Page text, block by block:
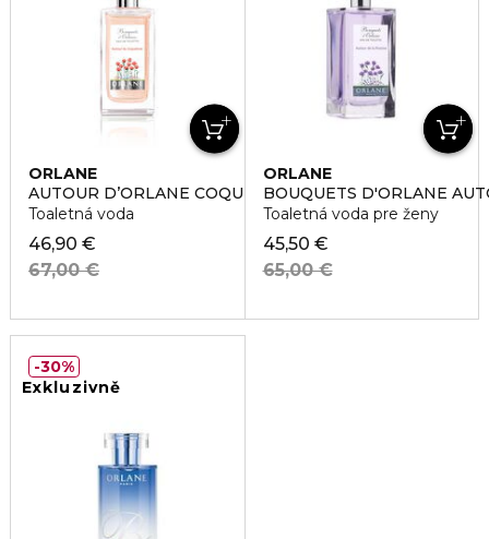
ORLANE
AUTOUR D’ORLANE COQUELICOT
Toaletná voda
46,90 €
67,00 €
ORLANE
BOUQUETS D'ORLANE
Toaletná voda pre ženy
45,50 €
65,00 €
Exkluzivně
30%